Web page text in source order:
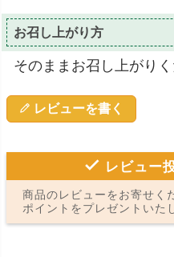
お召し上がり方
そのままお召し上がりく
レビューを書く
レビュー
商品のレビューをお寄せく
ポイントをプレゼントいた